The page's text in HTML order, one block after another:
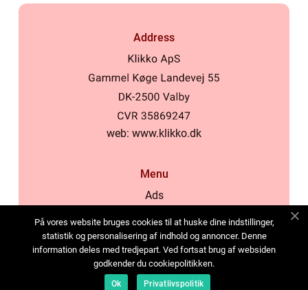
Address
web: www.klikko.dk
Menu
Ads
Cookies
Contact
Sitemap
På vores website bruges cookies til at huske dine indstillinger,
statistik og personalisering af indhold og annoncer. Denne
information deles med tredjepart. Ved fortsat brug af websiden
godkender du cookiepolitikken.
Ok Privatlivspolitik